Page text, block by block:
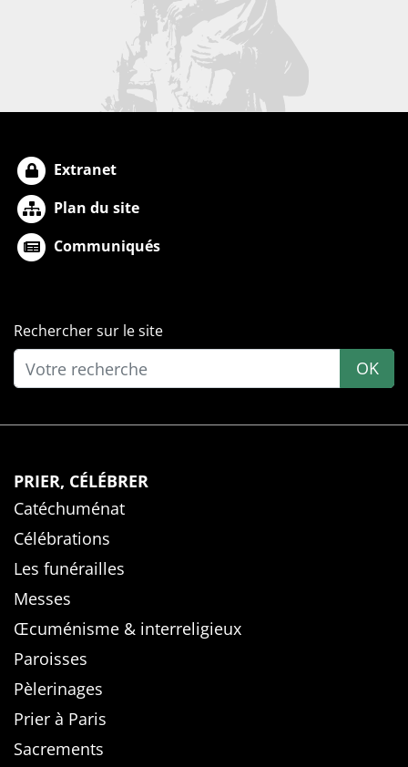
Extranet
Plan du site
Communiqués
Rechercher sur le site
OK
PRIER, CÉLÉBRER
Catéchuménat
Célébrations
Les funérailles
Messes
Œcuménisme & interreligieux
Paroisses
Pèlerinages
Prier à Paris
Sacrements